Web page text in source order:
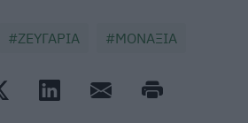
ΖΕΥΓΑΡΙΑ ΜΟΝΑΞΙΑ